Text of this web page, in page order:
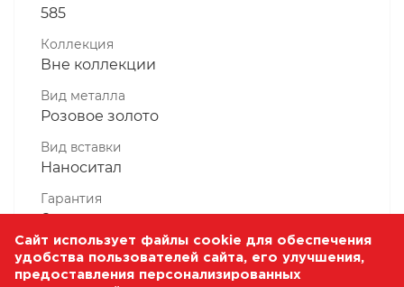
585
Коллекция
Вне коллекции
Вид металла
Розовое золото
Вид вставки
Наноситал
Гарантия
6 месяцев
Комплектность, шт
1 Штука
Сайт использует файлы cookie для обеспечения
удобства пользователей сайта, его улучшения,
предоставления персонализированных